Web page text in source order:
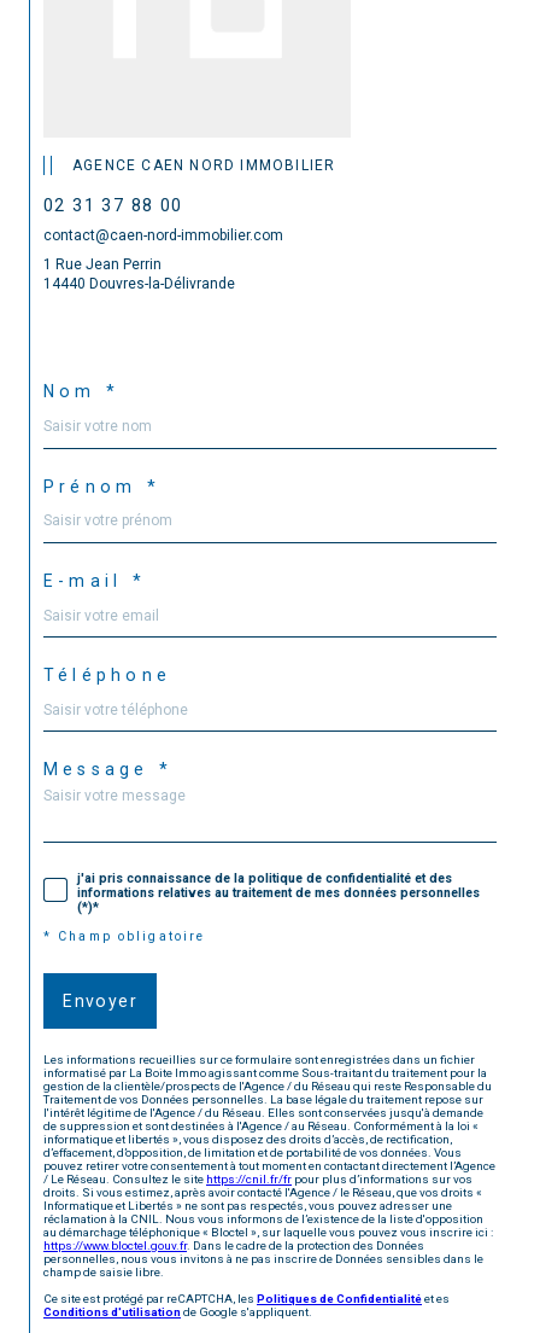
AGENCE CAEN NORD IMMOBILIER
02 31 37 88 00
contact@caen-nord-immobilier.com
1 Rue Jean Perrin
14440 Douvres-la-Délivrande
Nom *
Prénom *
E-mail *
Téléphone
Message *
j'ai pris connaissance de la politique de confidentialité et des
informations relatives au traitement de mes données personnelles
(*)*
* Champ obligatoire
Envoyer
Les informations recueillies sur ce formulaire sont enregistrées dans un fichier
informatisé par La Boite Immo agissant comme Sous-traitant du traitement pour la
gestion de la clientèle/prospects de l'Agence / du Réseau qui reste Responsable du
Traitement de vos Données personnelles. La base légale du traitement repose sur
l'intérêt légitime de l'Agence / du Réseau. Elles sont conservées jusqu'à demande
de suppression et sont destinées à l'Agence / au Réseau. Conformément à la loi «
informatique et libertés », vous disposez des droits d’accès, de rectification,
d’effacement, d’opposition, de limitation et de portabilité de vos données. Vous
pouvez retirer votre consentement à tout moment en contactant directement l’Agence
/ Le Réseau. Consultez le site https://cnil.fr/fr pour plus d’informations sur vos
droits. Si vous estimez, après avoir contacté l'Agence / le Réseau, que vos droits «
Informatique et Libertés » ne sont pas respectés, vous pouvez adresser une
réclamation à la CNIL. Nous vous informons de l’existence de la liste d'opposition
au démarchage téléphonique « Bloctel », sur laquelle vous pouvez vous inscrire ici :
https://www.bloctel.gouv.fr. Dans le cadre de la protection des Données
personnelles, nous vous invitons à ne pas inscrire de Données sensibles dans le
champ de saisie libre.
Ce site est protégé par reCAPTCHA, les Politiques de Confidentialitéet es
Conditions d'utilisationde Google s'appliquent.